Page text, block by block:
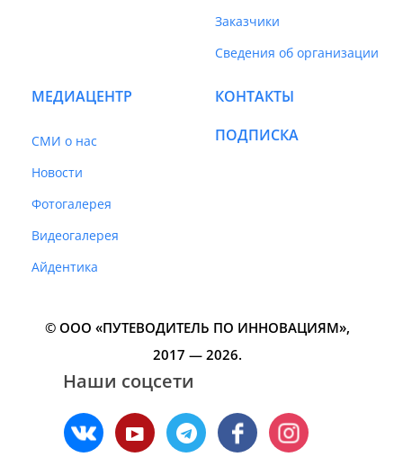
Заказчики
Сведения об организации
МЕДИАЦЕНТР
СМИ о нас
Новости
Фотогалерея
Видеогалерея
Айдентика
КОНТАКТЫ
ПОДПИСКА
© ООО «ПУТЕВОДИТЕЛЬ ПО ИННОВАЦИЯМ»‎,
2017 — 2026.
Наши соцсети